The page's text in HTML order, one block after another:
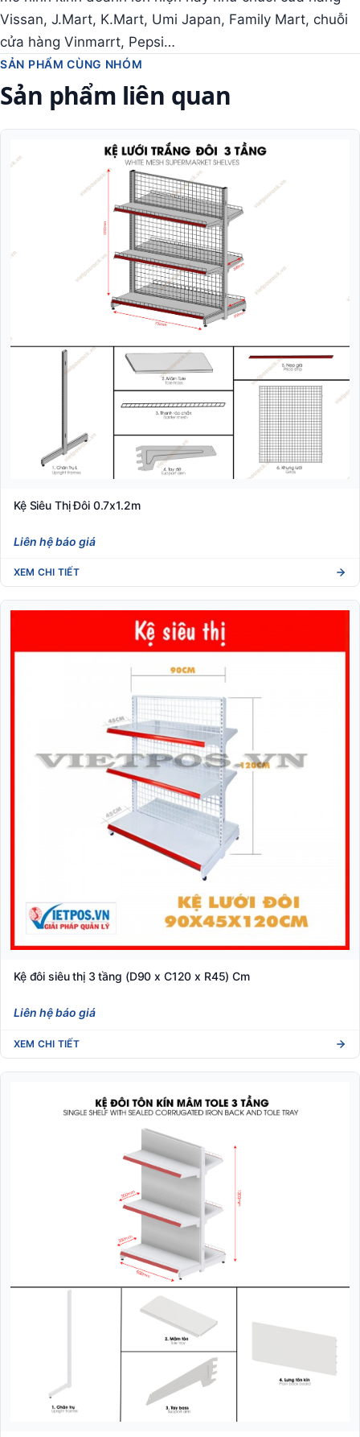
Vissan, J.Mart, K.Mart, Umi Japan, Family Mart, chuỗi
cửa hàng Vinmarrt, Pepsi…
SẢN PHẨM CÙNG NHÓM
Sản phẩm liên quan
Kệ Siêu Thị Đôi 0.7x1.2m
Liên hệ báo giá
XEM CHI TIẾT
Kệ đôi siêu thị 3 tầng (D90 x C120 x R45) Cm
Liên hệ báo giá
XEM CHI TIẾT